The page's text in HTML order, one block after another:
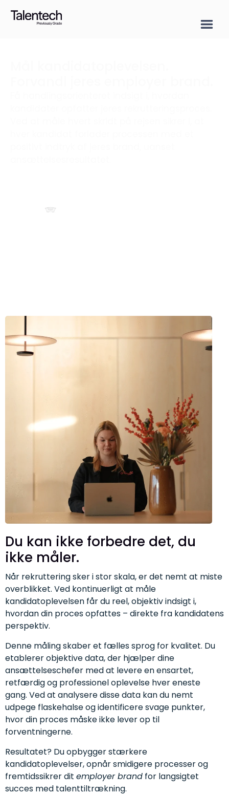
Du kan ikke forbedre det, du
ikke måler.
Når rekruttering sker i stor skala, er det nemt at miste
overblikket. Ved kontinuerligt at måle
kandidatoplevelsen får du reel, objektiv indsigt i,
hvordan din proces opfattes – direkte fra kandidatens
perspektiv.
Denne måling skaber et fælles sprog for kvalitet. Du
etablerer objektive data, der hjælper dine
ansættelseschefer med at levere en ensartet,
retfærdig og professionel oplevelse hver eneste
gang. Ved at analysere disse data kan du nemt
udpege flaskehalse og identificere svage punkter,
hvor din proces måske ikke lever op til
forventningerne.
Resultatet? Du opbygger stærkere
kandidatoplevelser, opnår smidigere processer og
fremtidssikrer dit employer brand for langsigtet
succes med talenttiltrækning.